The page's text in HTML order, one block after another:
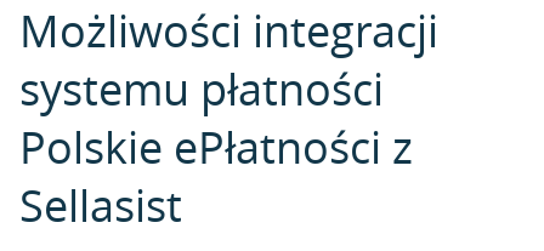
Możliwości integracji
systemu płatności
Polskie ePłatności z
Sellasist